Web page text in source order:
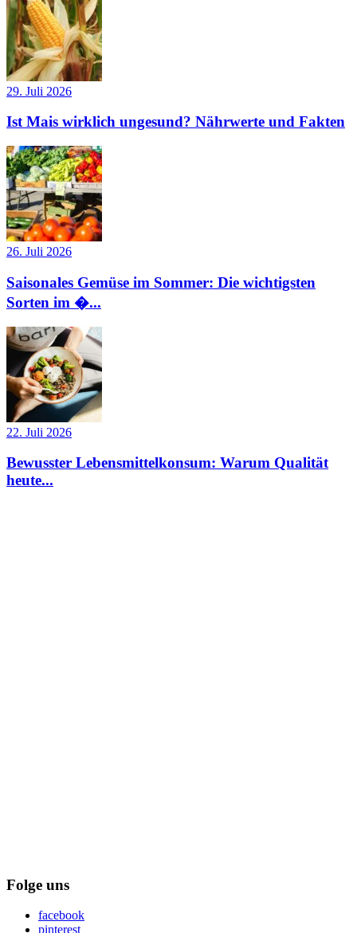
29. Juli 2026
Ist Mais wirklich ungesund? Nährwerte und Fakten
26. Juli 2026
Saisonales Gemüse im Sommer: Die wichtigsten
Sorten im �...
22. Juli 2026
Bewusster Lebensmittelkonsum: Warum Qualität
heute...
Folge uns
facebook
pinterest